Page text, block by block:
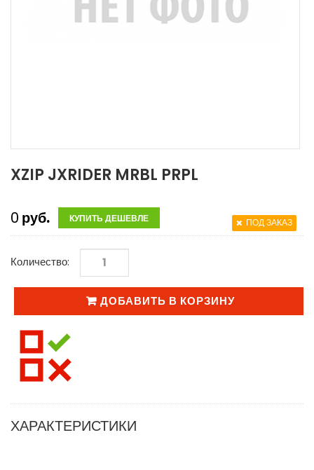
XZIP JXRIDER MRBL PRPL
0 руб. КУПИТЬ ДЕШЕВЛЕ ПОД ЗАКАЗ
Количество:
ДОБАВИТЬ В КОРЗИНУ
ХАРАКТЕРИСТИКИ